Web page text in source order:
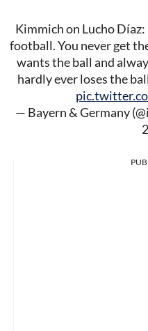
Kimmich on Lucho
football. You never get
wants the ball and
hardly ever loses the
— Bayern & Germany